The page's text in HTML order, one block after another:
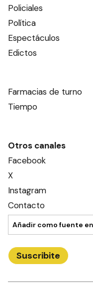
Policiales
Política
Espectáculos
Edictos
Farmacias de turno
Tiempo
Otros canales
Facebook
X
Instagram
Contacto
Añadir como fuente en
Suscribite